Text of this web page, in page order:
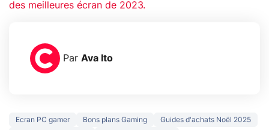
des meilleures écran de 2023.
Par Ava Ito
Ecran PC gamer Bons plans Gaming
Guides d'achats Noël 2025